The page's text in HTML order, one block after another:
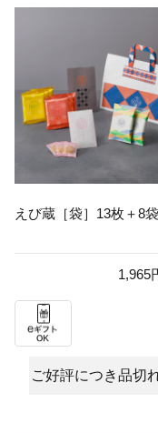
えび蔵［袋］13枚＋8
1,965
ご好評につき品切